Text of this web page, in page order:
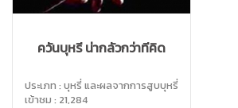
ควันบุหรี่ น่ากลัวกว่าที่คิด
ประเภท : บุหรี่ และผลจากการสูบบุหรี่
เข้าชม : 21,284